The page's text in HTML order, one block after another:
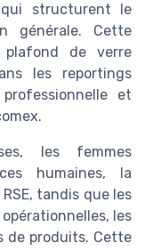
structurent le
générale. Cette
de verre
les reportings
et
les femmes
humaines, la
tandis que les
les
de produits. Cette